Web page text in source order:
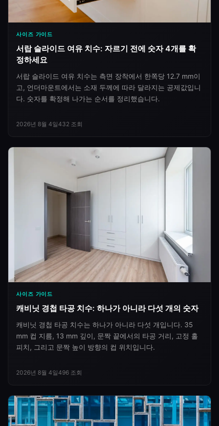
사이즈 가이드
서랍 슬라이드 여유 치수: 자르기 전에 숫자 4개를 확
정하세요
서랍 슬라이드 여유 치수는 측면 장착에서 한쪽당 12.7 mm이
고, 언더마운트에서는 소재 두께에 따라 달라지는 공제값입니
다. 숫자를 확정해 나가는 순서를 정리했습니다.
2026년 8월 4일432 조회
사이즈 가이드
캐비닛 경첩 타공 치수: 하나가 아니라 다섯 개의 숫자
캐비닛 경첩 타공 치수는 하나가 아니라 다섯 개입니다. 35
mm 컵 지름, 13 mm 깊이, 문짝 끝에서의 타공 거리, 고정 홀
피치, 그리고 문짝 높이 방향의 컵 위치입니다.
2026년 8월 4일496 조회